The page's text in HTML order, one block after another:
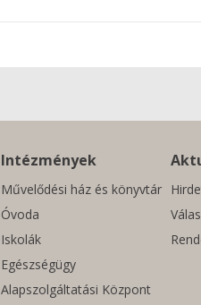
Intézmények
Művelődési ház és könyvtár
Óvoda
Iskolák
Egészségügy
Alapszolgáltatási Központ